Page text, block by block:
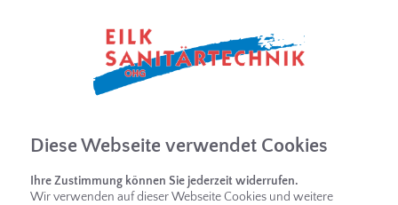
Diese Webseite verwendet Cookies
Ihre Zustimmung können Sie jederzeit widerrufen.
Wir verwenden auf dieser Webseite Cookies und weitere